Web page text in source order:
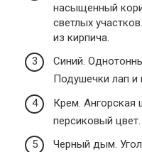
насыщенный
светлых
из кирпича.
Синий.
Подушечки лап и
Крем. Ангорская
персиковый
Черный дым.